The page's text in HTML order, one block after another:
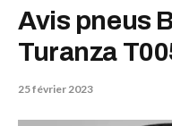
Avis pneus
Turanza
25 février 2023